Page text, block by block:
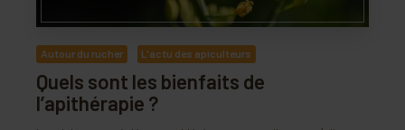
Autour du rucher L'actu des apiculteurs
Quels sont les bienfaits de
l’apithérapie ?